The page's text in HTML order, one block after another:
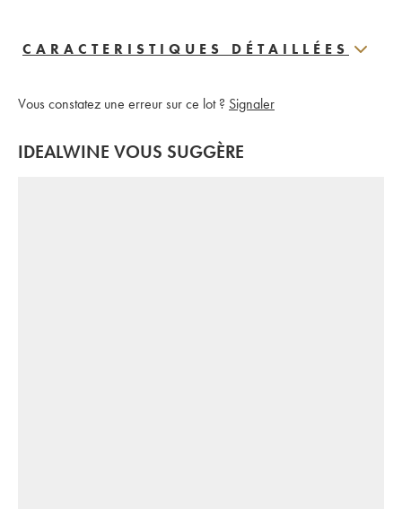
CARACTERISTIQUES DÉTAILLÉES
Vous constatez une erreur sur ce lot ? Signaler
IDEALWINE VOUS SUGGÈRE